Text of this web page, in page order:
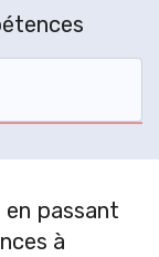
passant
à